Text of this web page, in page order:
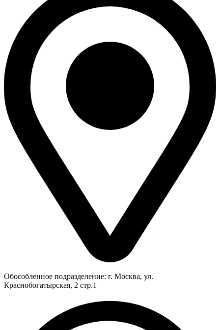
Обособленное подразделение: г. Москва, ул.
Краснобогатырская, 2 стр.1